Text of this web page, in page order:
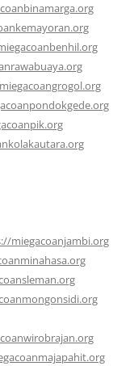
miegacoanjambi.org